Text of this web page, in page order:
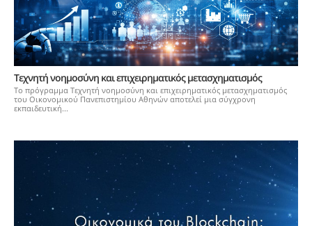
Τεχνητή νοημοσύνη και επιχειρηματικός μετασχηματισμός
Το πρόγραμμα Τεχνητή νοημοσύνη και επιχειρηματικός μετασχηματισμός
του Οικονομικού Πανεπιστημίου Αθηνών αποτελεί μια σύγχρονη
εκπαιδευτική...